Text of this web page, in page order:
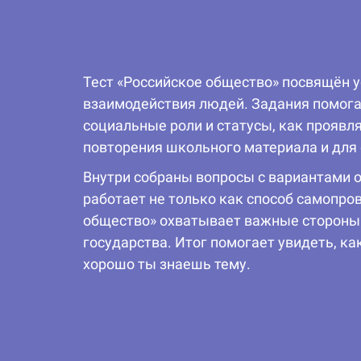
Тест «Российское общество»
взаимодействия людей. Задания
социальные роли и статусы, как
повторения школьного материала и
Внутри собраны вопросы с вариантами
работает не только как способ
общество» охватывает важные
государства. Итог помогает увидеть,
хорошо ты знаешь тему.